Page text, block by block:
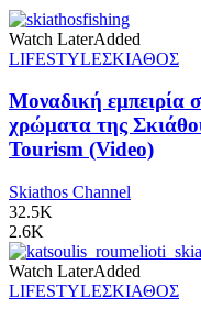
Watch LaterAdded
LIFESTYLEΣΚΙΑΘΟΣ
Μοναδική εμπειρία
χρώματα της
Tourism (Video)
Skiathos Channel
32.5K
2.6K
Watch LaterAdded
LIFESTYLEΣΚΙΑΘΟΣ